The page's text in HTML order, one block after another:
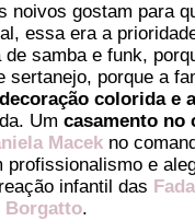
noivos gostam para
essa era a
samba e funk,
sertanejo, porque a
decoração colorida e
Umcasamento no
Macek no
profissionalismo e
infantil das
Borgatto.